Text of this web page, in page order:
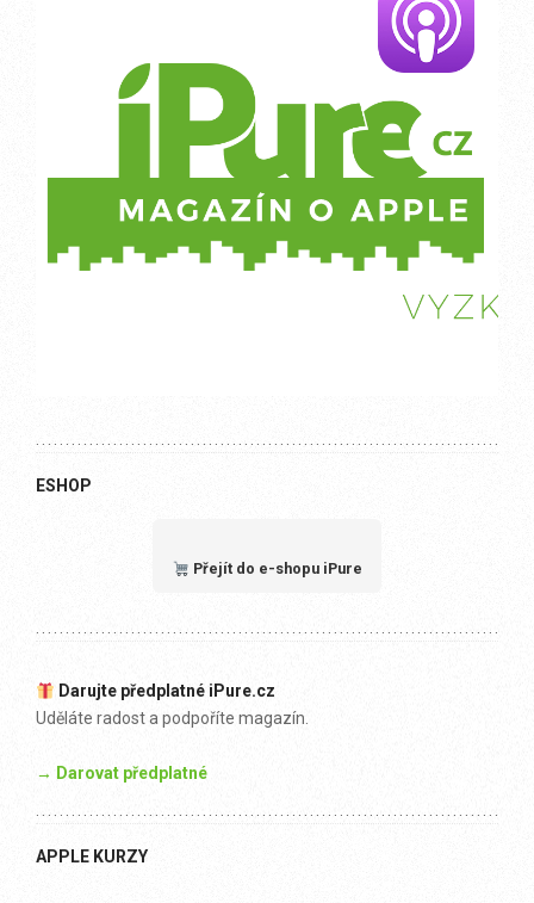
ESHOP
Přejít do e-shopu iPure
Darujte předplatné iPure.cz
Uděláte radost a podpoříte magazín.
→ Darovat předplatné
APPLE KURZY